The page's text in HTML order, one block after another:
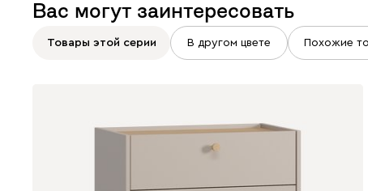
Вас могут заинтересовать
Товары этой серии В другом цвете Похожие